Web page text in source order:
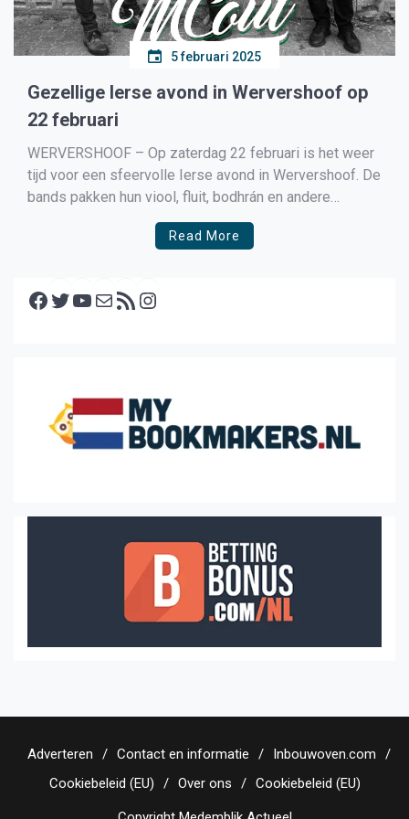
5 februari 2025
Gezellige Ierse avond in Wervershoof op
22 februari
WERVERSHOOF – Op zaterdag 22 februari is het weer
tijd voor een sfeervolle Ierse avond in Wervershoof. De
bands pakken hun viool, fluit, bodhrán en andere
traditionele Ierse instrumenten om er een
onvergetelijke avond van te maken in De Schoof. Twee
Read More
Facebook Twitter YouTube E-mail RSS feed
Adverteren Contact en informatie
Inbouwoven.com
Cookiebeleid (EU)
Over ons Cookiebeleid (EU)